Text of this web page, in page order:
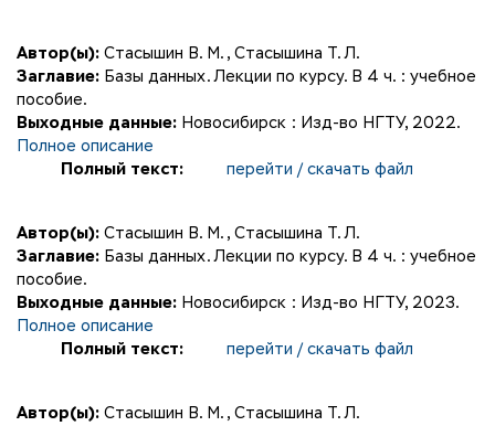
Автор(ы): Стасышин В. М. , Стасышина Т. Л.
Заглавие: Базы данных. Лекции по курсу. В 4 ч. : учебное
пособие.
Выходные данные: Новосибирск : Изд-во НГТУ, 2022.
Полное описание
Полный текст:
перейти / скачать файл
Автор(ы): Стасышин В. М. , Стасышина Т. Л.
Заглавие: Базы данных. Лекции по курсу. В 4 ч. : учебное
пособие.
Выходные данные: Новосибирск : Изд-во НГТУ, 2023.
Полное описание
Полный текст:
перейти / скачать файл
Автор(ы): Стасышин В. М. , Стасышина Т. Л.